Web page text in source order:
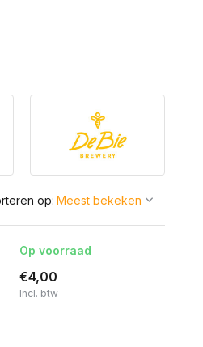
op:
Op voorraad
€4,00
Incl. btw